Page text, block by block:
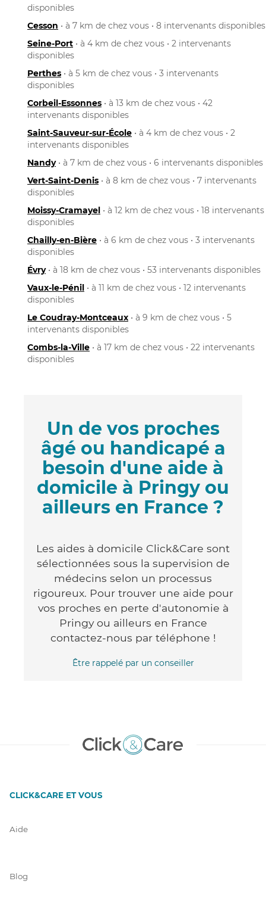
disponibles
Cesson • à 7 km de chez vous • 8 intervenants disponibles
Seine-Port • à 4 km de chez vous • 2 intervenants
disponibles
Perthes • à 5 km de chez vous • 3 intervenants
disponibles
Corbeil-Essonnes • à 13 km de chez vous • 42
intervenants disponibles
Saint-Sauveur-sur-École • à 4 km de chez vous • 2
intervenants disponibles
Nandy• à 7 km de chez vous • 6 intervenants disponibles
Vert-Saint-Denis • à 8 km de chez vous • 7 intervenants
disponibles
Moissy-Cramayel • à 12 km de chez vous • 18 intervenants
disponibles
Chailly-en-Bière • à 6 km de chez vous • 3 intervenants
disponibles
Évry• à 18 km de chez vous • 53 intervenants disponibles
Vaux-le-Pénil • à 11 km de chez vous • 12 intervenants
disponibles
Le Coudray-Montceaux • à 9 km de chez vous • 5
intervenants disponibles
Combs-la-Ville • à 17 km de chez vous • 22 intervenants
disponibles
Un de vos proches
âgé ou handicapé a
besoin d'une aide à
domicile à Pringy ou
ailleurs en France ?
Les aides à domicile Click&Care sont
sélectionnées sous la supervision de
médecins selon un processus
rigoureux. Pour trouver une aide pour
vos proches en perte d'autonomie à
Pringy ou ailleurs en France
contactez-nous par téléphone !
Être rappelé par un conseiller
CLICK&CARE ET VOUS
Aide
Blog